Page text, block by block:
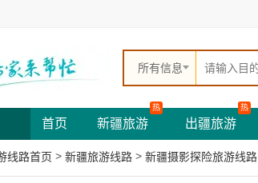
所有信息
首页 新疆旅游
热
出疆旅游
热
线路首页 > 新疆旅游线路 > 新疆摄影探险旅游线路